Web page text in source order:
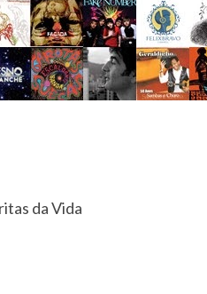
da Vida